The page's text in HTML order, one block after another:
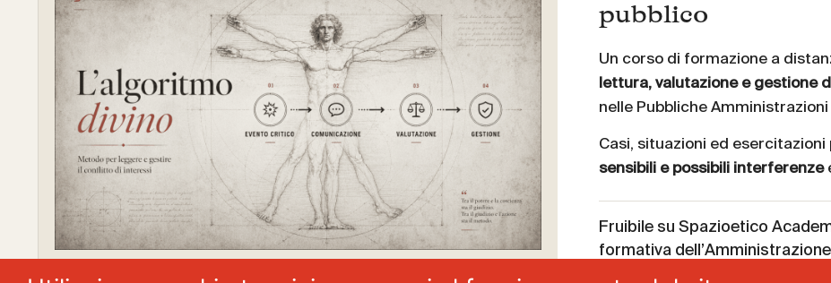
pubblico
Un corso di formazione a
lettura, valutazione e gestione
nelle Pubbliche
Casi, situazioni ed
sensibili e possibili interferenze